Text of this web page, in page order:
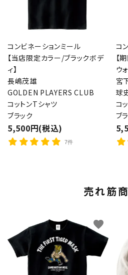
コンビネーションミール
【当店限定カラー/ブラックボデ
ィ】
長嶋茂雄
GOLDEN PLAYERS CLUB
コットンTシャツ
ブラック
5,500円(税込)
7件
コ
【
ウ
宮
球
コ
ブ
売れ筋
favorite